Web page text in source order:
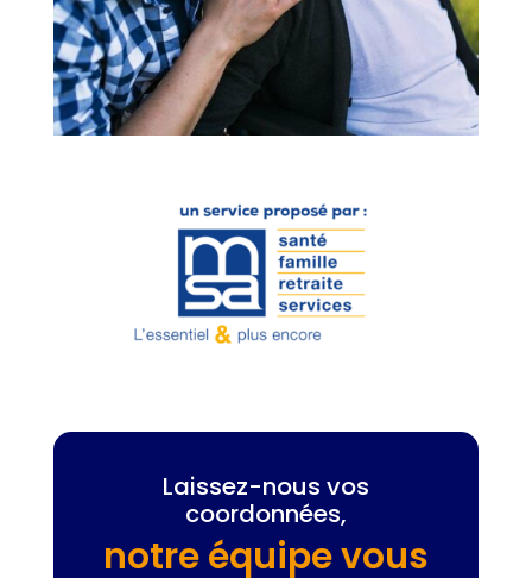
Laissez-nous vos
coordonnées,
notre équipe vous